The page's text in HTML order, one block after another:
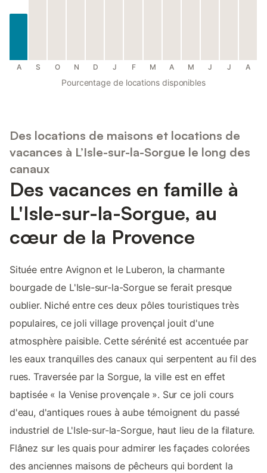
A S O N D J F M A M J J A
Pourcentage de locations disponibles
Des locations de maisons et locations de
vacances à L’Isle-sur-la-Sorgue le long des
canaux
Des vacances en famille à
L'Isle-sur-la-Sorgue, au
cœur de la Provence
Située entre Avignon et le Luberon, la charmante
bourgade de L'Isle-sur-la-Sorgue se ferait presque
oublier. Niché entre ces deux pôles touristiques très
populaires, ce joli village provençal jouit d'une
atmosphère paisible. Cette sérénité est accentuée par
les eaux tranquilles des canaux qui serpentent au fil des
rues. Traversée par la Sorgue, la ville est en effet
baptisée « la Venise provençale ». Sur ce joli cours
d'eau, d'antiques roues à aube témoignent du passé
industriel de L'Isle-sur-la-Sorgue, haut lieu de la filature.
Flânez sur les quais pour admirer les façades colorées
des anciennes maisons de pêcheurs qui bordent la